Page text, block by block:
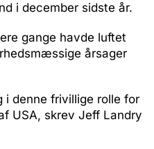
i december sidste år.
gange havde luftet
årsager
denne frivillige rolle for
USA, skrev Jeff Landry